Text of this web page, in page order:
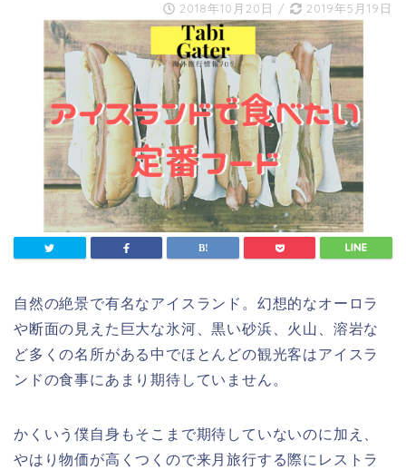
2018年10月20日 / 2019年5月19日
自然の絶景で有名なアイスランド。幻想的なオーロラ
や断面の見えた巨大な氷河、黒い砂浜、火山、溶岩な
ど多くの名所がある中でほとんどの観光客はアイスラ
ンドの食事にあまり期待していません。
かくいう僕自身もそこまで期待していないのに加え、
やはり物価が高くつくので来月旅行する際にレストラ